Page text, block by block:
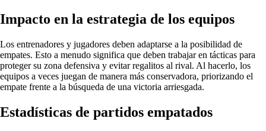
Impacto en la estrategia de los equipos
Los entrenadores y jugadores deben adaptarse a la posibilidad de
empates. Esto a menudo significa que deben trabajar en tácticas para
proteger su zona defensiva y evitar regalitos al rival. Al hacerlo, los
equipos a veces juegan de manera más conservadora, priorizando el
empate frente a la búsqueda de una victoria arriesgada.
Estadísticas de partidos empatados